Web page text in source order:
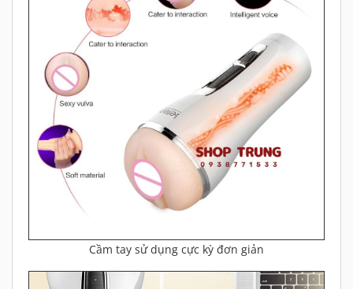
Cầm tay sử dụng cực kỳ đơn giản